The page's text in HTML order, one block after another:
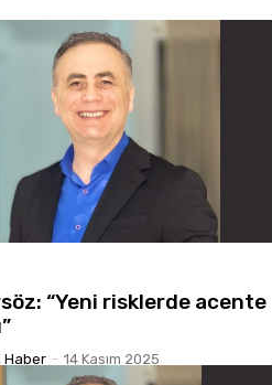
“Yeni risklerde acente
Haber - 14 Kasım 2025